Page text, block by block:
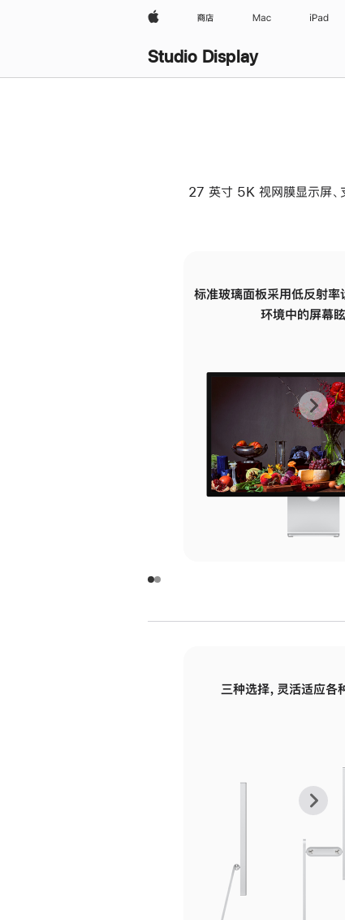
Apple 商店 Mac iPad
Studio Display
27 英寸 5K 视网膜显示屏
标准玻璃面板采用低反射率
环境中的屏幕眩
上
一
张
图
面
下
一
张
图
面
三种选择，灵活适应各
上
张
下
张